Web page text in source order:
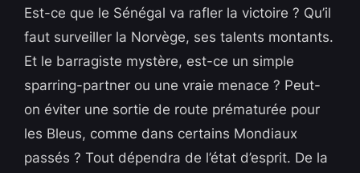
Est-ce que le Sénégal va rafler la victoire ? Qu’il
faut surveiller la Norvège, ses talents montants.
Et le barragiste mystère, est-ce un simple
sparring-partner ou une vraie menace ? Peut-
on éviter une sortie de route prématurée pour
les Bleus, comme dans certains Mondiaux
passés ? Tout dépendra de l’état d’esprit. De la